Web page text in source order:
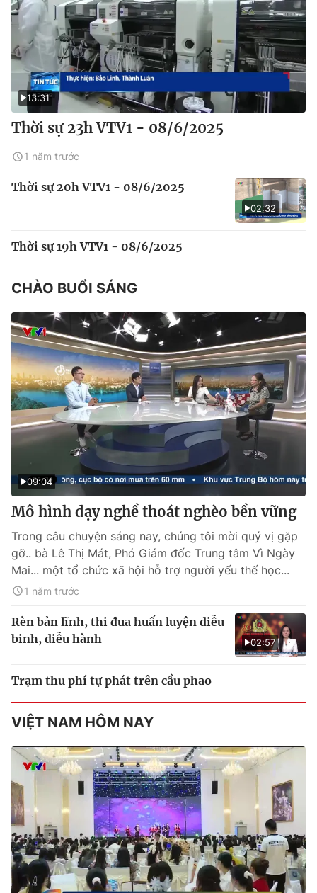
13:31
Thời sự 23h VTV1 - 08/6/2025
1 năm trước
02:32
Thời sự 20h VTV1 - 08/6/2025
Thời sự 19h VTV1 - 08/6/2025
CHÀO BUỔI SÁNG
09:04
Mô hình dạy nghề thoát nghèo bền vững
Trong câu chuyện sáng nay, chúng tôi mời quý vị gặp
gỡ.. bà Lê Thị Mát, Phó Giám đốc Trung tâm Vì Ngày
Mai... một tổ chức xã hội hỗ trợ người yếu thế học...
1 năm trước
02:57
Rèn bản lĩnh, thi đua huấn luyện diễu
binh, diễu hành
Trạm thu phí tự phát trên cầu phao
VIỆT NAM HÔM NAY